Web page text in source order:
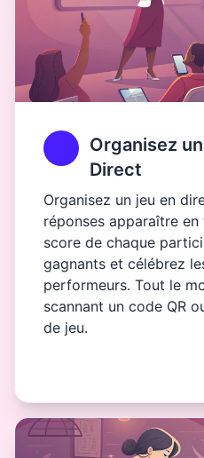
Organisez
Direct
Organisez un jeu en
réponses apparaître
score de chaque
gagnants et célébrez
performeurs. Tout le
scannant un code QR
de jeu.